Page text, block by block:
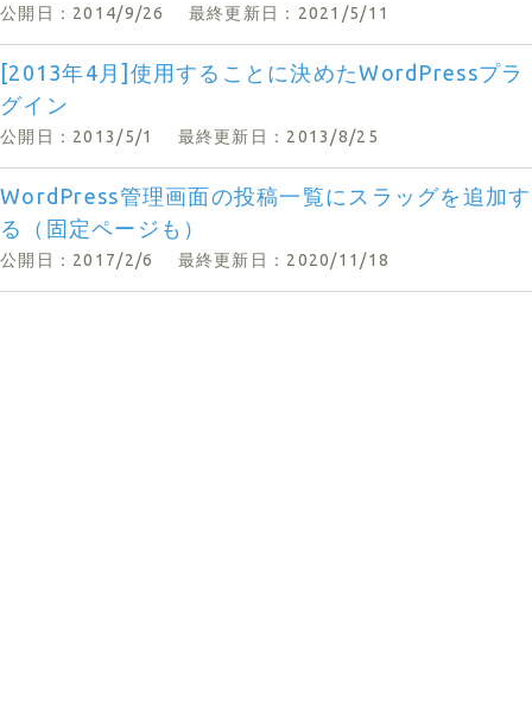
公開日：2014/9/26 最終更新日：2021/5/11
[2013年4月]使用することに決めたWordPressプラ
グイン
公開日：2013/5/1 最終更新日：2013/8/25
WordPress管理画面の投稿一覧にスラッグを追加す
る（固定ページも）
公開日：2017/2/6 最終更新日：2020/11/18